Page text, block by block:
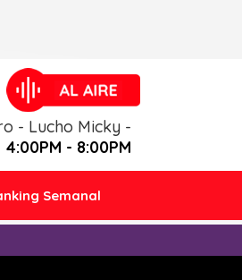
- Lucho Micky -
4:00PM - 8:00PM
Semanal